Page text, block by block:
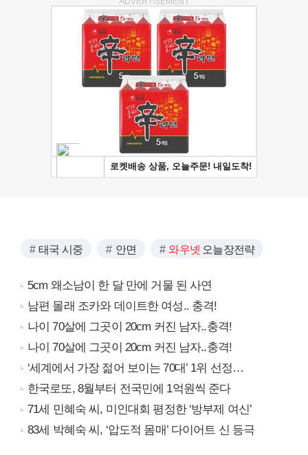
태국 시중 안면 와우넷 오늘장전략
5cm 왜소남이 한 달 만에 거물 된 사연
남편 몰래 조카와 데이트한 여성.. 충격!
나이 70살에 그곳이 20cm 커진 남자..충격!
나이 70살에 그곳이 20cm 커진 남자..충격!
‘세계에서 가장 젊어 보이는 70대’ 1위 선정…
한국로또, 8월부터 전국민에 1억원씩 준다
71세 민혜숙 씨, 미인대회 평정한 ‘방부제 여신’
83세 박혜숙 씨, ‘압도적 몸매’ 다이어트 신 등극